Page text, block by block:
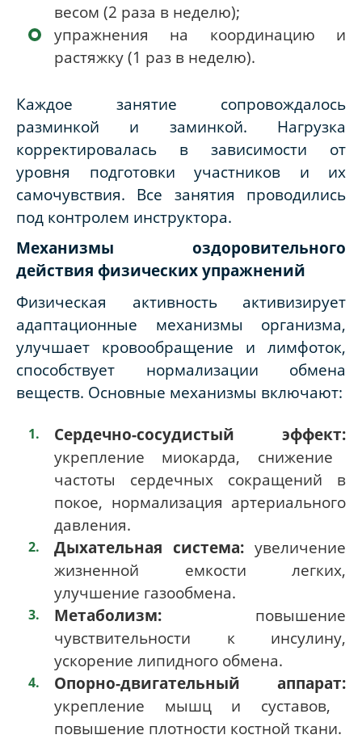
весом (2 раза в неделю);
упражнения на координацию и
растяжку (1 раз в неделю).
Каждое занятие сопровождалось
разминкой и заминкой. Нагрузка
корректировалась в зависимости от
уровня подготовки участников и их
самочувствия. Все занятия проводились
под контролем инструктора.
Механизмы оздоровительного
действия физических упражнений
Физическая активность активизирует
адаптационные механизмы организма,
улучшает кровообращение и лимфоток,
способствует нормализации обмена
веществ. Основные механизмы включают:
Сердечно-сосудистый эффект:
укрепление миокарда, снижение
частоты сердечных сокращений в
покое, нормализация артериального
давления.
Дыхательная система: увеличение
жизненной емкости легких,
улучшение газообмена.
Метаболизм: повышение
чувствительности к инсулину,
ускорение липидного обмена.
Опорно-двигательный аппарат:
укрепление мышц и суставов,
повышение плотности костной ткани.